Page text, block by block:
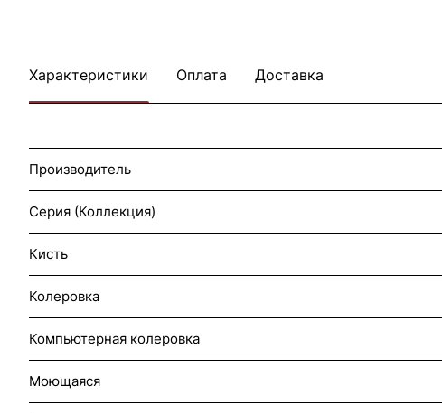
Характеристики Оплата Доставка
Производитель
Серия (Коллекция)
Кисть
Колеровка
Компьютерная колеровка
Моющаяся